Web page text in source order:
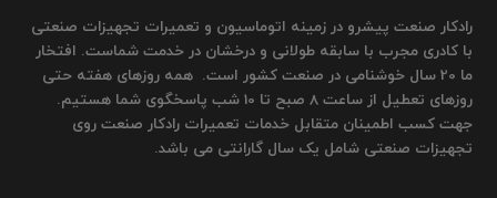
رادکار صنعت پیشرو در زمینه اتوماسیون و تعمیرات تجهیزات صنعتی
با کادری مجرب با سابقه طولانی و درخشان در خدمت شماست. افتخار
ما 20 سال خوشنامی در صنعت کشور است. همه روزهای هفته حتی
روزهای تعطیل از ساعت 8 صبح تا 10 شب پاسخگوی شما هستیم.
جهت کسب اطمینان متقابل خدمات تعمیرات رادکار صنعت روی
تجهیزات صنعتی شامل یک سال گارانتی می باشد.